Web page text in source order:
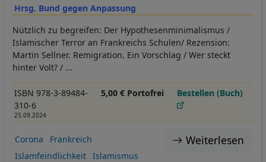
Hrsg. Bund gegen Anpassung
Nützlich zu begreifen: Der Hypothesenminimalismus /
Islamischer Terror an Frankreichs Schulen/ Rezension:
Martin Sellner. Remigration. Ein Vorschlag / Wer steckt
hinter Volt? / ...
ISBN 978-3-89484-
310-6
25.09.2024
5,00 € Portofrei Bestellen (Buch)
Weiterlesen
Corona
Frankreich
Islamfeindlichkeit
Islamismus